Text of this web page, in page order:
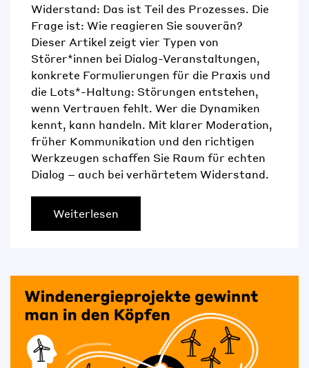
Widerstand: Das ist Teil des Prozesses. Die
Frage ist: Wie reagieren Sie souverän?
Dieser Artikel zeigt vier Typen von
Störer*innen bei Dialog-Veranstaltungen,
konkrete Formulierungen für die Praxis und
die Lots*-Haltung: Störungen entstehen,
wenn Vertrauen fehlt. Wer die Dynamiken
kennt, kann handeln. Mit klarer Moderation,
früher Kommunikation und den richtigen
Werkzeugen schaffen Sie Raum für echten
Dialog – auch bei verhärtetem Widerstand.
Weiterlesen